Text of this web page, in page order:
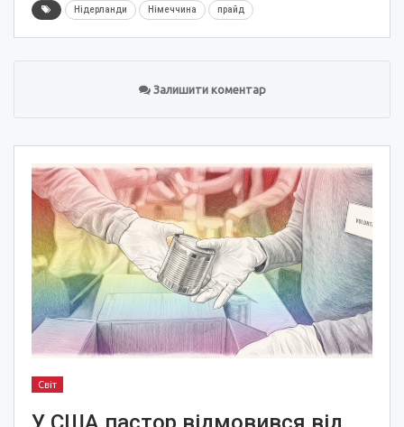
Нідерланди Німеччина прайд
Залишити коментар
Світ